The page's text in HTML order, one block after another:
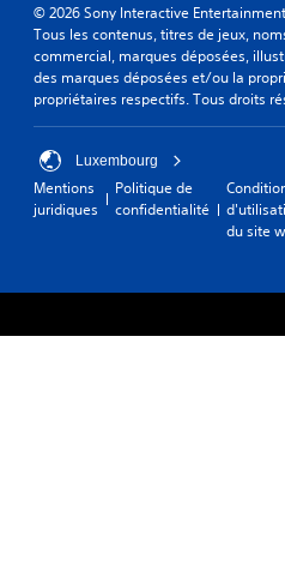
© 2026 Sony Interactive
Tous les contenus, titres de jeux,
commercial, marques déposées,
des marques déposées et/ou la
propriétaires respectifs. Tous droits
Luxembourg
Mentions
juridiques
Politique de
confidentialité
du site